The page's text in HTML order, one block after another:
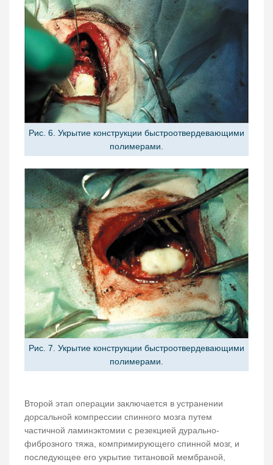
Рис. 6. Укрытие конструкции быстроотвердевающими
полимерами.
Рис. 7. Укрытие конструкции быстроотвердевающими
полимерами.
Второй этап операции заключается в устранении
дорсальной компрессии спинного мозга путем
частичной ламинэктомии с резекцией дурально-
фиброзного тяжа, компримирующего спинной мозг, и
последующее его укрытие титановой мембраной,